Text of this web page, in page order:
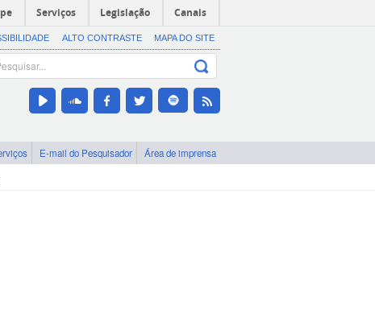
Serviços Legislação Canais
ALTO CONTRASTE MAPA DO SITE
E-mail do Pesquisador Área de imprensa